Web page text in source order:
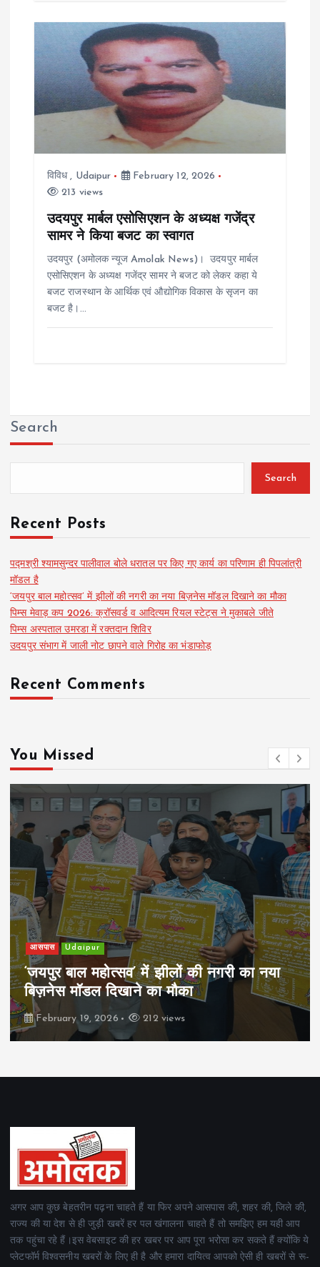
विविध, Udaipur
February 12, 2026
213 views
उदयपुर मार्बल एसोसिएशन के अध्यक्ष गजेंद्र
सामर ने किया बजट का स्वागत
उदयपुर (अमोलक न्यूज Amolak News)। उदयपुर मार्बल
एसोसिएशन के अध्यक्ष गजेंद्र सामर ने बजट को लेकर कहा ये
बजट राजस्थान के आर्थिक एवं औद्योगिक विकास के सृजन का
बजट है।…
Search
Search
Recent Posts
पद्मश्री श्यामसुन्दर पालीवाल बोले धरातल पर किए गए कार्य का परिणाम ही पिपलांत्री
मॉडल है
‘जयपुर बाल महोत्सव’ में झीलों की नगरी का नया बिज़नेस मॉडल दिखाने का मौका
पिम्स मेवाड़ कप 2026: क्रॉसवर्ड व आदित्यम रियल स्टेट्स ने मुकाबले जीते
पिम्स अस्पताल उमरडा में रक्तदान शिविर
उदयपुर संभाग में जाली नोट छापने वाले गिरोह का भंडाफोड़
Recent Comments
You Missed
खेल Udaipur
पिम्स मेवाड़ कप 2026: क्रॉसवर्ड व आदित्यम
रियल स्टेट्स ने मुकाबले जीते
February 19, 2026 162 views
अगर आप कुछ बेहतरीन पढ़ना चाहते हैं या फिर अपने आसपास की, शहर की, जिले की,
राज्य की या देश से ही जुड़ी खबरें हर पल खंगालना चाहते हैं तो समझिए हम यही आप
तक पहुंचा रहे हैं।इस वेबसाइट की हर खबर पर आप पूरा भरोसा कर सकते हैं क्योंकि ये
प्लेटफॉर्म विश्वसनीय खबरों के लिए ही है और हमारा दायित्व आपको ऐसी ही खबरों से रू-